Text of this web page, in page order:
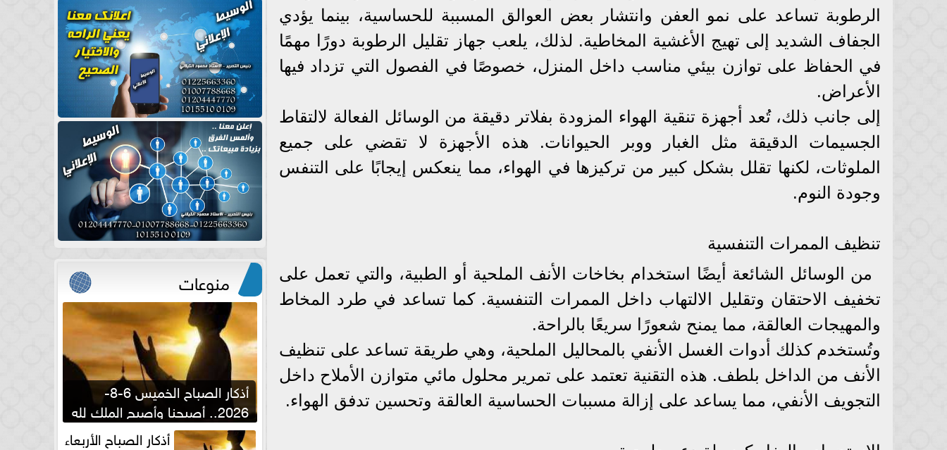
الرطوبة تساعد على نمو العفن وانتشار بعض العوالق المسببة للحساسية، بينما يؤدي
الجفاف الشديد إلى تهيج الأغشية المخاطية. لذلك، يلعب جهاز تقليل الرطوبة دورًا مهمًا
في الحفاظ على توازن بيئي مناسب داخل المنزل، خصوصًا في الفصول التي تزداد فيها
الأعراض.
إلى جانب ذلك، تُعد أجهزة تنقية الهواء المزودة بفلاتر دقيقة من الوسائل الفعالة لالتقاط
الجسيمات الدقيقة مثل الغبار ووبر الحيوانات. هذه الأجهزة لا تقضي على جميع
الملوثات، لكنها تقلل بشكل كبير من تركيزها في الهواء، مما ينعكس إيجابًا على التنفس
وجودة النوم.
تنظيف الممرات التنفسية
من الوسائل الشائعة أيضًا استخدام بخاخات الأنف الملحية أو الطبية، والتي تعمل على
تخفيف الاحتقان وتقليل الالتهاب داخل الممرات التنفسية. كما تساعد في طرد المخاط
والمهيجات العالقة، مما يمنح شعورًا سريعًا بالراحة.
وتُستخدم كذلك أدوات الغسل الأنفي بالمحاليل الملحية، وهي طريقة تساعد على تنظيف
الأنف من الداخل بلطف. هذه التقنية تعتمد على تمرير محلول مائي متوازن الأملاح داخل
التجويف الأنفي، مما يساعد على إزالة مسببات الحساسية العالقة وتحسين تدفق الهواء.
منوعات
أذكار الصباح الخميس 6-8-
2026.. أصبحنا وأصبح الملك لله
والحمد لله
أذكار الصباح الأربعاء